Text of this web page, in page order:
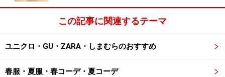
生地に微細な通気孔が開けられている素材は風通しがよ
くて、高温多湿な夏の救世主。蒸れにくく、軽く、ドラ
イタッチで着心地がいいのも◎。
この記事に関連するテーマ
ユニクロ・GU・ZARA・しまむらのおすすめ
春服・夏服・春コーデ・夏コーデ